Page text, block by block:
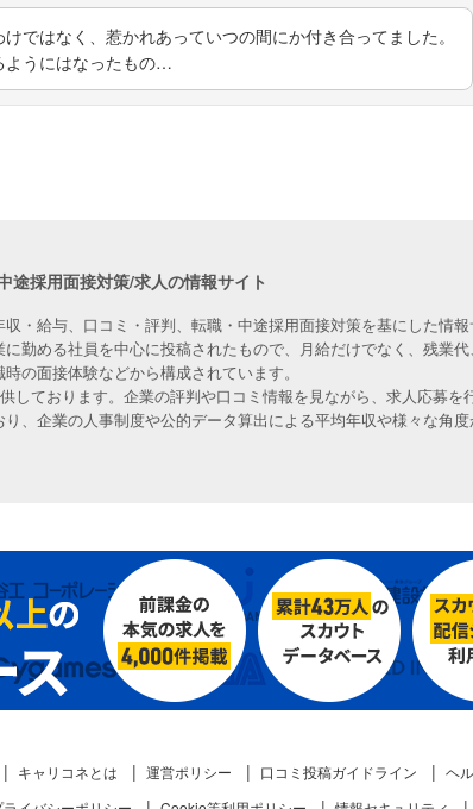
ではなく、惹かれあっていつの間にか付き合ってました。
ようにはなったもの…
途採用面接対策/求人の情報サイト
・給与、口コミ・評判、転職・中途採用面接対策を基にした情
勤める社員を中心に投稿されたもので、月給だけでなく、残業
の面接体験などから構成されています。
ております。企業の評判や口コミ情報を見ながら、求人応募を
、企業の人事制度や公的データ算出による平均年収や様々な角
キャリコネとは 運営ポリシー 口コミ投稿ガイドライン ヘ